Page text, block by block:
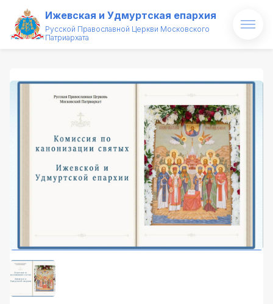
Ижевская и Удмуртская епархия
Русской Православной Церкви Московского
Патриархата
Новости
Проекты
Контакты